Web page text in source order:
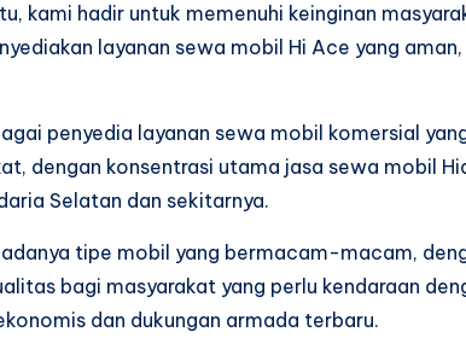
kami hadir untuk memenuhi keinginan
layanan sewa mobil Hi Ace yang
penyedia layanan sewa mobil komersial
dengan konsentrasi utama jasa sewa mobil
Selatan dan sekitarnya.
tipe mobil yang bermacam-macam,
bagi masyarakat yang perlu kendaraan
dan dukungan armada terbaru.